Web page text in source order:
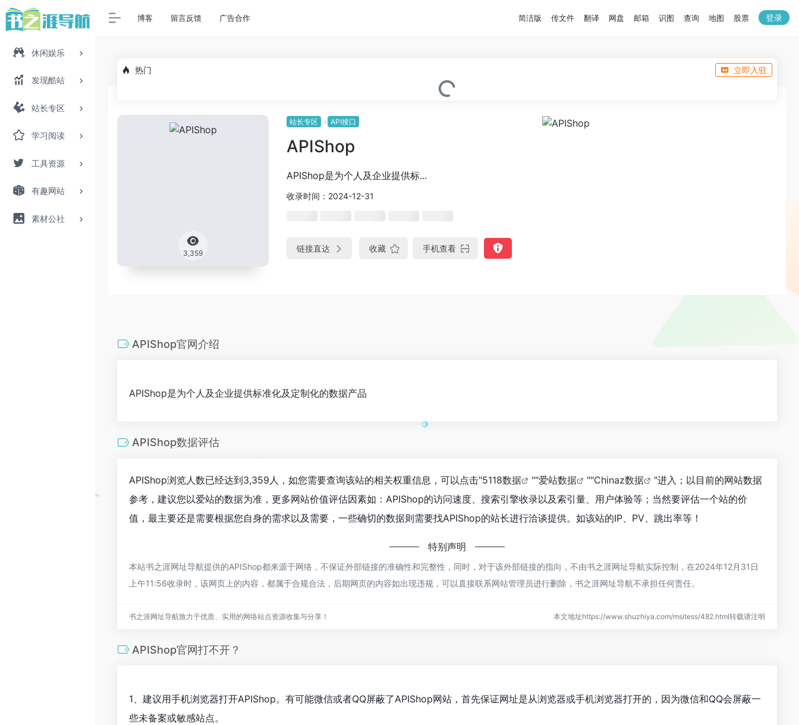
休闲娱乐
发现酷站
站长专区
学习阅读
工具资源
有趣网站
素材公社
博客 留言反馈 广告合作 简洁版 传文件 翻译 网盘 邮箱 识图 查询 地图 股票 登录
热门 立即入驻
3,359
站长专区 API接口
APIShop
APIShop是为个人及企业提供标...
收录时间：2024-12-31
链接直达 收藏 手机查看
APIShop官网介绍
APIShop是为个人及企业提供标准化及定制化的数据产品
APIShop数据评估
APIShop浏览人数已经达到3,359人，如您需要查询该站的相关权重信息，可以点击"5118数据 ""爱站数据 ""Chinaz数据
"进入；以目前的网站数据
参考，建议您以爱站的数据为准，更多网站价值评估因素如：APIShop的访问速度、搜索引擎收录以及索引量、用户体验等；当然要评估一个站的价
值，最主要还是需要根据您自身的需求以及需要，一些确切的数据则需要找APIShop的站长进行洽谈提供。如该站的IP、PV、跳出率等！
特别声明
本站书之涯网址导航提供的APIShop都来源于网络，不保证外部链接的准确性和完整性，同时，对于该外部链接的指向，不由书之涯网址导航实际控制，在2024年12月31日
上午11:56收录时，该网页上的内容，都属于合规合法，后期网页的内容如出现违规，可以直接联系网站管理员进行删除，书之涯网址导航不承担任何责任。
书之涯网址导航致力于优质、实用的网络站点资源收集与分享！ 本文地址https://www.shuzhiya.com/msitess/482.html转载请注明
APIShop官网打不开？
1、建议用手机浏览器打开APIShop。有可能微信或者QQ屏蔽了APIShop网站，首先保证网址是从浏览器或手机浏览器打开的，因为微信和QQ会屏蔽一
些未备案或敏感站点。